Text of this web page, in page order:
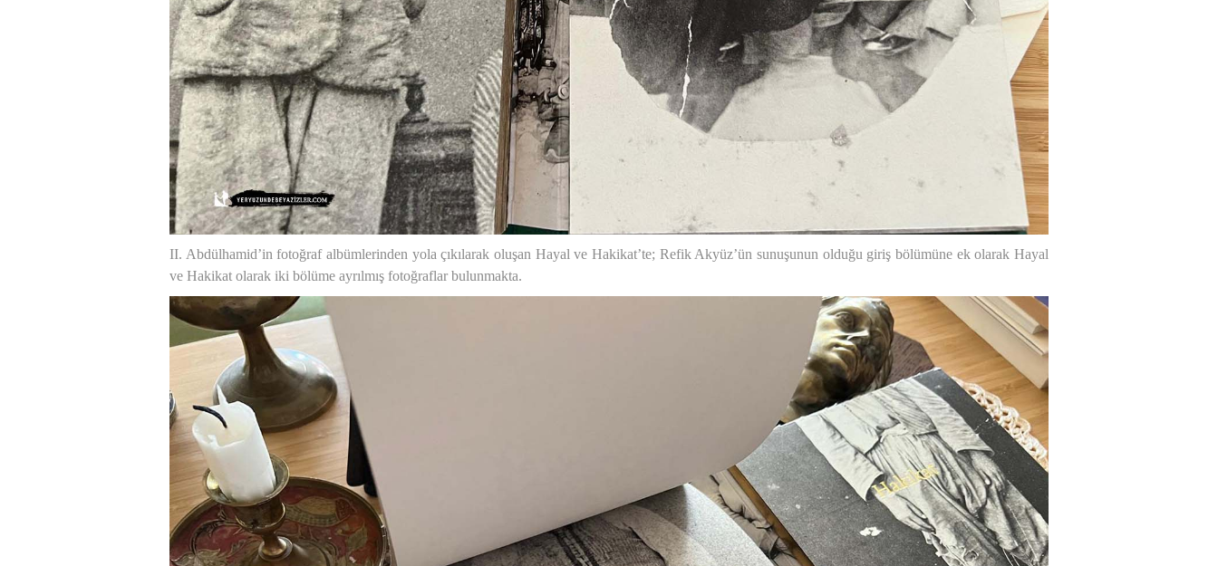
II. Abdülhamid’in fotoğraf albümlerinden yola çıkılarak oluşan Hayal ve Hakikat’te; Refik Akyüz’ün sunuşunun olduğu giriş bölümüne ek olarak Hayal
ve Hakikat olarak iki bölüme ayrılmış fotoğraflar bulunmakta.